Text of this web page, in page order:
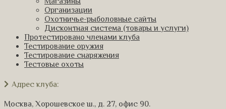
Организации
Охотничье-рыболовные сайты
Дисконтная система (товары и услуги)
Протестировано членами клуба
Тестирование оружия
Тестирование снаряжения
Тестовые охоты
Адрес клуба:
Москва, Хорошевское ш., д. 27, офис 90.